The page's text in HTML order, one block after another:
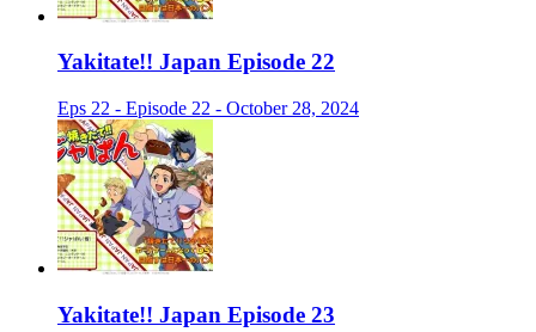
Yakitate!! Japan Episode 22
Eps 22 - Episode 22 - October 28, 2024
Yakitate!! Japan Episode 23